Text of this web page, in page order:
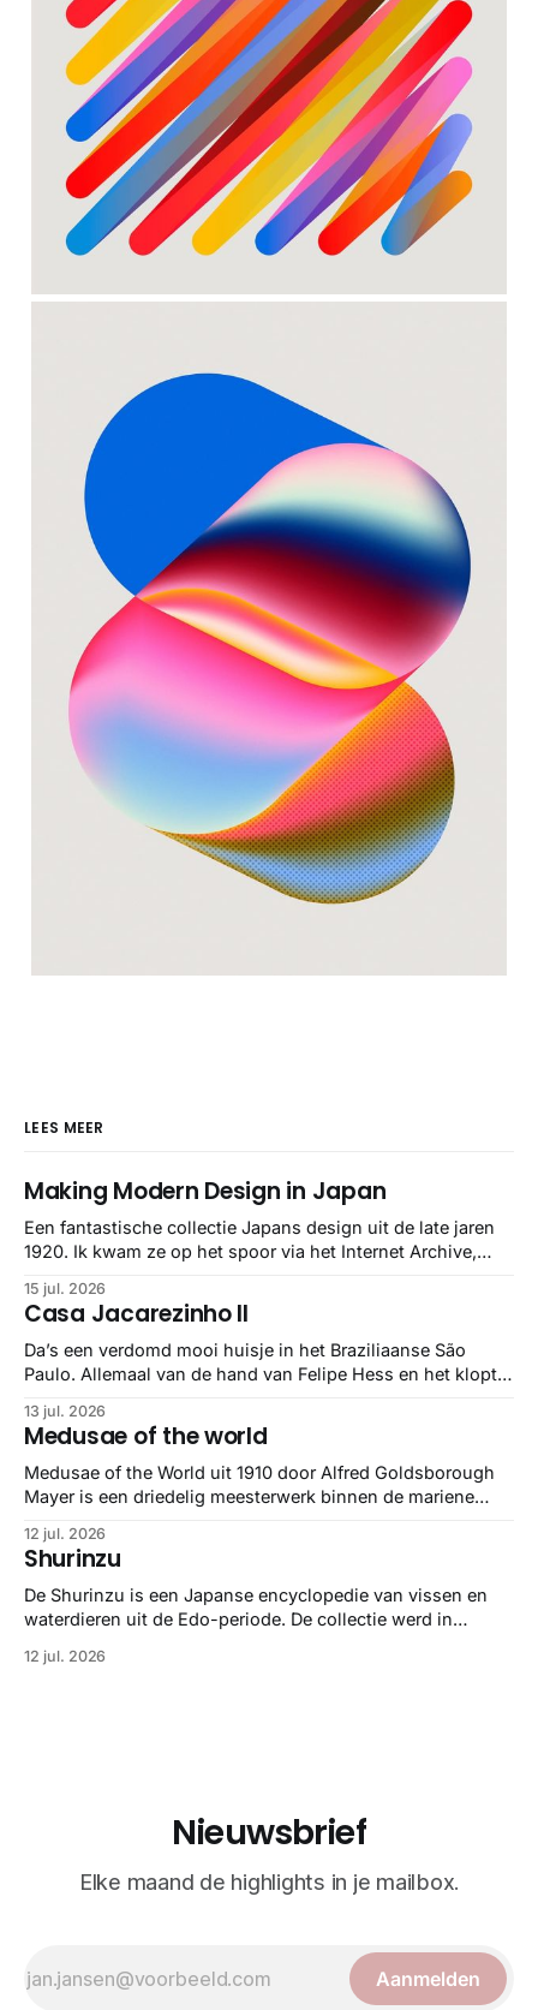
LEES MEER
Making Modern Design in Japan
Een fantastische collectie Japans design uit de late jaren
1920. Ik kwam ze op het spoor via het Internet Archive,
gebundeld in een: boek ✨ Daarin hebben ze alle scans een
stuk netter getrokken, maar op deze manier vind ik ze er
minstens
15 jul. 2026
Casa Jacarezinho II
Da’s een verdomd mooi huisje in het Braziliaanse São
Paulo. Allemaal van de hand van Felipe Hess en het klopt
13 jul. 2026
Medusae of the world
Medusae of the World uit 1910 door Alfred Goldsborough
Mayer is een driedelig meesterwerk binnen de mariene
gedetailleerd overzicht van kwallensoorten en hun
taxonomie. Het boek staat bekend om de combinatie van
strikte wetenschap met prachtige, handgetekende
illustraties en kleurendrukplaten van Mayer zelf.
12 jul. 2026
Shurinzu
De Shurinzu is een Japanse encyclopedie van vissen en
waterdieren uit de Edo-periode. De collectie werd in
bekend om verfijnde technieken en bijna driedimensionale
12 jul. 2026
Nieuwsbrief
Elke maand de highlights in je mailbox.
Aanmelden